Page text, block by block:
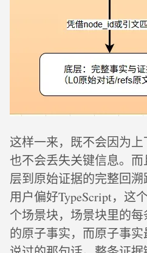
这样一来，既不会因为上
也不会丢失关键信息。
层到原始证据的完整回
用户偏好TypeScript，这
个场景块，场景块里的
的原子事实，而原子事